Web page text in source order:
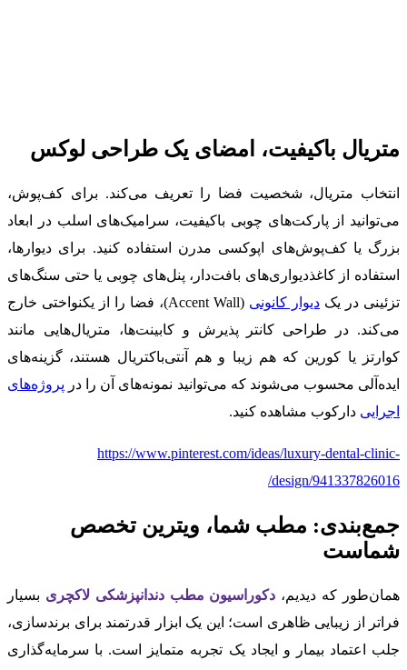
متریال باکیفیت، امضای یک طراحی لوکس
انتخاب متریال، شخصیت فضا را تعریف می‌کند. برای کف‌پوش،
می‌توانید از پارکت‌های چوبی باکیفیت، سرامیک‌های اسلب در ابعاد
بزرگ یا کف‌پوش‌های اپوکسی مدرن استفاده کنید. برای دیوارها،
استفاده از کاغذدیواری‌های بافت‌دار، پنل‌های چوبی یا حتی سنگ‌های
تزئینی در یک دیوار کانونی
(Accent Wall)، فضا را از یکنواختی خارج
می‌کند. در طراحی کانتر پذیرش و کابینت‌ها، متریال‌هایی مانند
کوارتز یا کورین که هم زیبا و هم آنتی‌باکتریال هستند، گزینه‌های
ایده‌آلی محسوب می‌شوند که می‌توانید نمونه‌های آن را در پروژه‌های
اجرایی دارکوب مشاهده کنید.
https://www.pinterest.com/ideas/luxury-dental-clinic-
design/941337826016/
جمع‌بندی: مطب شما، ویترین تخصص
شماست
همان‌طور که دیدیم، دکوراسیون مطب دندانپزشکی لاکچری بسیار
فراتر از زیبایی ظاهری است؛ این یک ابزار قدرتمند برای برندسازی،
جلب اعتماد بیمار و ایجاد یک تجربه متمایز است. با سرمایه‌گذاری